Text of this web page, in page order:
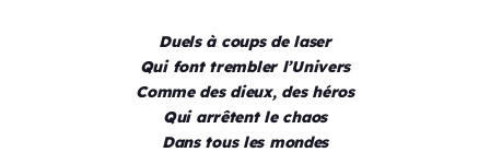
Duels à coups de laser
Qui font trembler l’Univers
Comme des dieux, des héros
Qui arrêtent le chaos
Dans tous les mondes